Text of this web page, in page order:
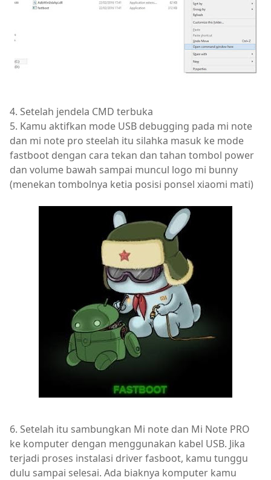
4. Setelah jendela CMD terbuka
5. Kamu aktifkan mode USB debugging pada mi note
dan mi note pro steelah itu silahka masuk ke mode
fastboot dengan cara tekan dan tahan tombol power
dan volume bawah sampai muncul logo mi bunny
(menekan tombolnya ketia posisi ponsel xiaomi mati)
6. Setelah itu sambungkan Mi note dan Mi Note PRO
ke komputer dengan menggunakan kabel USB. Jika
terjadi proses instalasi driver fasboot, kamu tunggu
dulu sampai selesai. Ada biaknya komputer kamu